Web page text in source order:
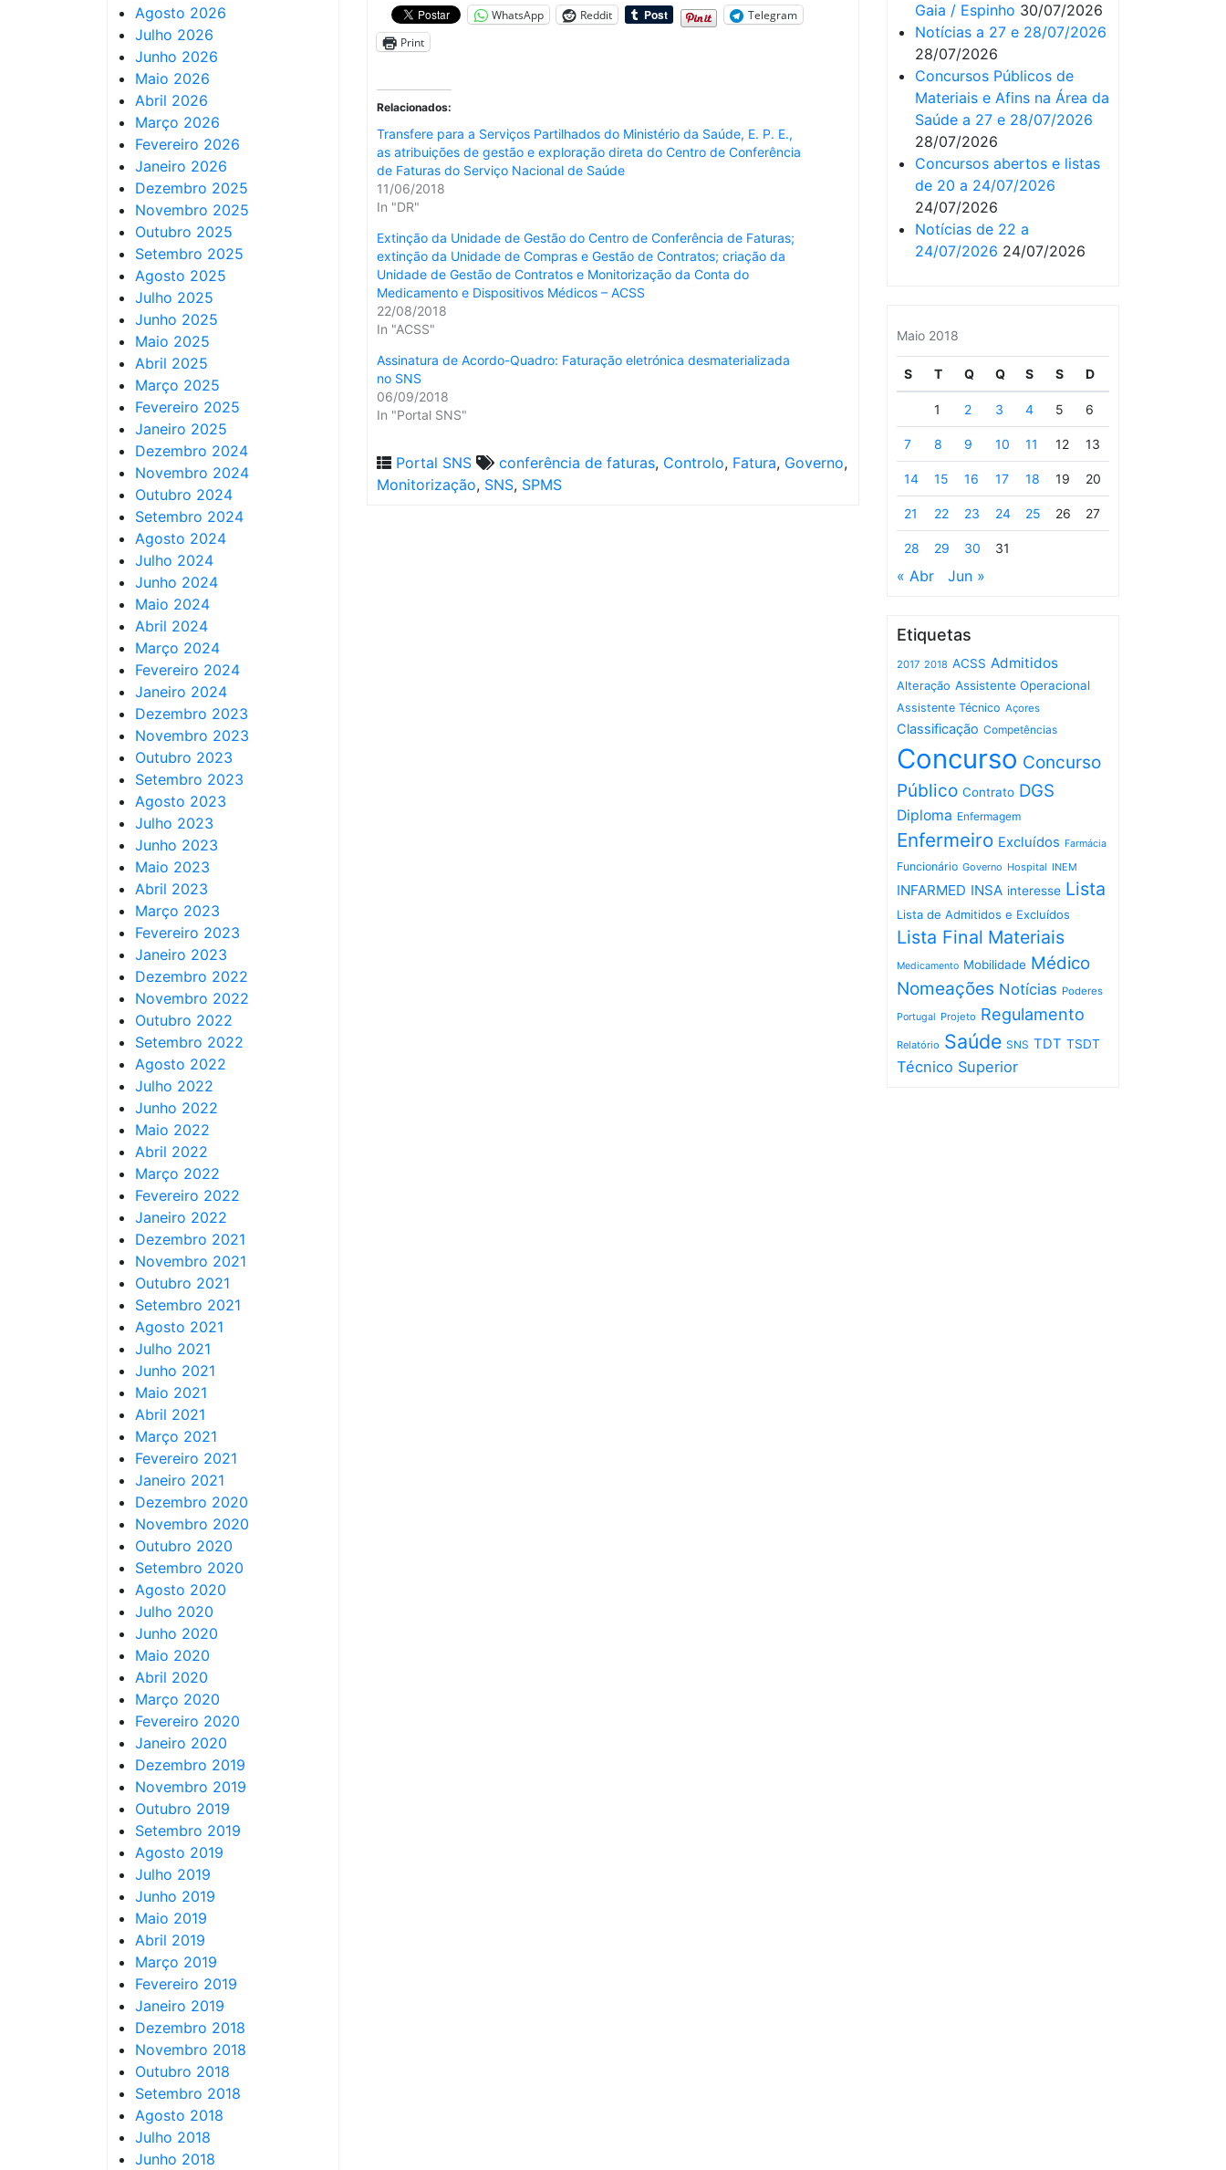
Agosto 2026
Julho 2026
Junho 2026
Maio 2026
Abril 2026
Março 2026
Fevereiro 2026
Janeiro 2026
Dezembro 2025
Novembro 2025
Outubro 2025
Setembro 2025
Agosto 2025
Julho 2025
Junho 2025
Maio 2025
Abril 2025
Março 2025
Fevereiro 2025
Janeiro 2025
Dezembro 2024
Novembro 2024
Outubro 2024
Setembro 2024
Agosto 2024
Julho 2024
Junho 2024
Maio 2024
Abril 2024
Março 2024
Fevereiro 2024
Janeiro 2024
Dezembro 2023
Novembro 2023
Outubro 2023
Setembro 2023
Agosto 2023
Julho 2023
Junho 2023
Maio 2023
Abril 2023
Março 2023
Fevereiro 2023
Janeiro 2023
Dezembro 2022
Novembro 2022
Outubro 2022
Setembro 2022
Agosto 2022
Julho 2022
Junho 2022
Maio 2022
Abril 2022
Março 2022
Fevereiro 2022
Janeiro 2022
Dezembro 2021
Novembro 2021
Outubro 2021
Setembro 2021
Agosto 2021
Julho 2021
Junho 2021
Maio 2021
Abril 2021
Março 2021
Fevereiro 2021
Janeiro 2021
Dezembro 2020
Novembro 2020
Outubro 2020
Setembro 2020
Agosto 2020
Julho 2020
Junho 2020
Maio 2020
Abril 2020
Março 2020
Fevereiro 2020
Janeiro 2020
Dezembro 2019
Novembro 2019
Outubro 2019
Setembro 2019
Agosto 2019
Julho 2019
Junho 2019
Maio 2019
Abril 2019
Março 2019
Fevereiro 2019
Janeiro 2019
Dezembro 2018
Novembro 2018
Outubro 2018
Setembro 2018
Agosto 2018
Julho 2018
Junho 2018
WhatsApp Reddit
Telegram
Print
Relacionados:
Transfere para a Serviços Partilhados do Ministério da Saúde, E. P. E.,
as atribuições de gestão e exploração direta do Centro de Conferência
de Faturas do Serviço Nacional de Saúde
11/06/2018
In "DR"
Extinção da Unidade de Gestão do Centro de Conferência de Faturas;
extinção da Unidade de Compras e Gestão de Contratos; criação da
Unidade de Gestão de Contratos e Monitorização da Conta do
Medicamento e Dispositivos Médicos – ACSS
22/08/2018
In "ACSS"
Assinatura de Acordo-Quadro: Faturação eletrónica desmaterializada
no SNS
06/09/2018
In "Portal SNS"
Portal SNS conferência de faturas, Controlo, Fatura, Governo,
Monitorização, SNS, SPMS
Gaia / Espinho 30/07/2026
Notícias a 27 e 28/07/2026
28/07/2026
Concursos Públicos de
Materiais e Afins na Área da
Saúde a 27 e 28/07/2026
28/07/2026
Concursos abertos e listas
de 20 a 24/07/2026
24/07/2026
Notícias de 22 a
24/07/2026 24/07/2026
Maio 2018
S T Q Q S S D
1 2 3 4 5 6
7 8 9 10 11 12 13
14 15 16 17 18 19 20
21 22 23 24 25 26 27
28 29 30 31
« Abr Jun »
Etiquetas
2017 2018 ACSS Admitidos
Alteração Assistente Operacional
Assistente Técnico Açores
Classificação Competências
Concurso Concurso
Público Contrato DGS
Diploma Enfermagem
Enfermeiro Excluídos Farmácia
Funcionário Governo Hospital INEM
INFARMED INSA interesse Lista
Lista de Admitidos e Excluídos
Lista Final Materiais
Medicamento Mobilidade Médico
Nomeações Notícias Poderes
Portugal Projeto Regulamento
Relatório Saúde SNS TDT TSDT
Técnico Superior